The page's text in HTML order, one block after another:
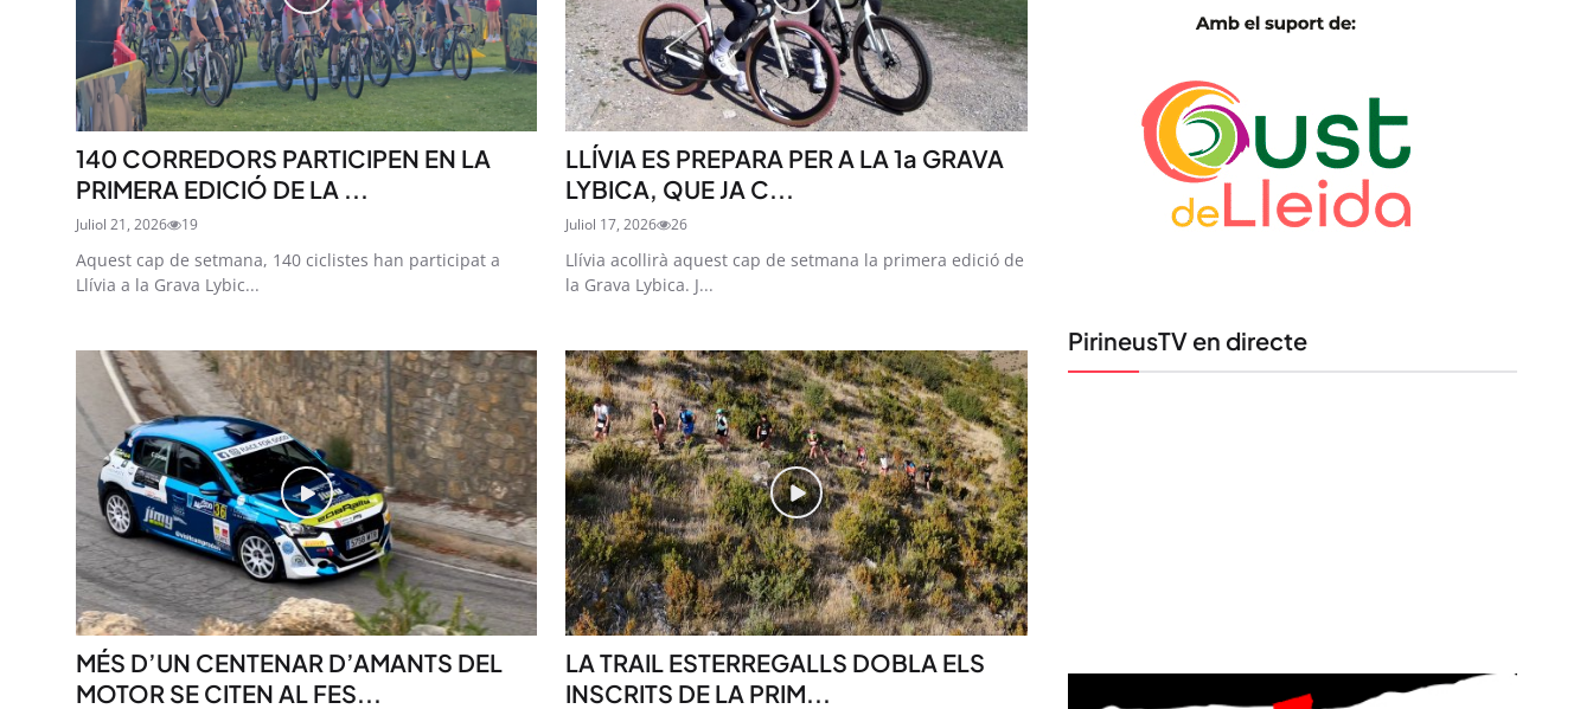
140 CORREDORS PARTICIPEN EN LA
PRIMERA EDICIÓ DE LA ...
Juliol 21, 2026 19
Aquest cap de setmana, 140 ciclistes han participat a
Llívia a la Grava Lybic...
LLÍVIA ES PREPARA PER A LA 1a GRAVA
LYBICA, QUE JA C...
Juliol 17, 2026 26
Llívia acollirà aquest cap de setmana la primera edició de
la Grava Lybica. J...
MÉS D’UN CENTENAR D’AMANTS DEL
MOTOR SE CITEN AL FES...
LA TRAIL ESTERREGALLS DOBLA ELS
INSCRITS DE LA PRIM...
PirineusTV en directe